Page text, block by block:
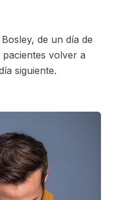
de un día de
volver a
siguiente.